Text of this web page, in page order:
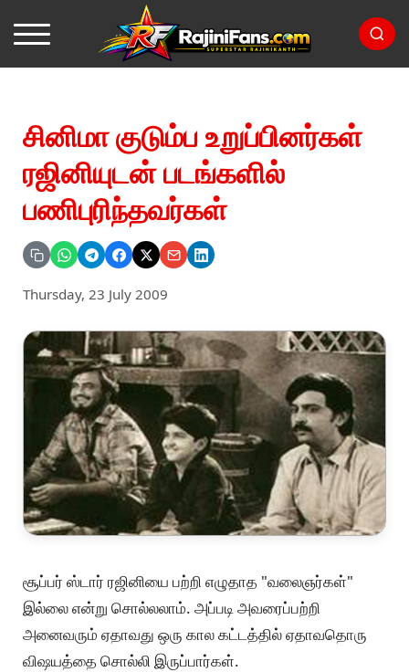
சினிமா குடும்ப உறுப்பினர்கள்
ரஜினியுடன் படங்களில்
பணிபுரிந்தவர்கள்
Thursday, 23 July 2009
சூப்பர் ஸ்டார் ரஜினியை பற்றி எழுதாத "வலைஞர்கள்"
இல்லை என்று சொல்லலாம். அப்படி அவரைப்பற்றி
அனைவரும் ஏதாவது ஒரு கால கட்டத்தில் ஏதாவதொரு
விஷயத்தை சொல்லி இருப்பார்கள்.